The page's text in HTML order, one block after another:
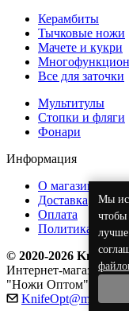
Мы
чтобы
Керамбиты
Тычковые ножи
Мачете и кукри
Все для заточки
Мультитулы
Стопки и фляги
Фонари
Информация
О магазине
Доставка
Оплата
Политика
© 2020-2026
Интернет-магазин
"Ножи Оптом"
KnifeOpt@mail.ru